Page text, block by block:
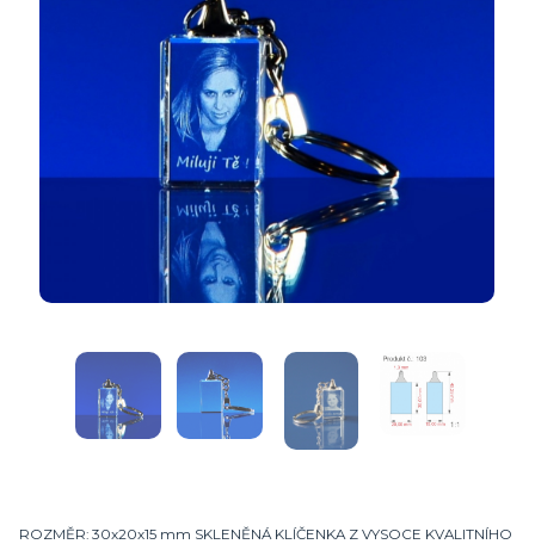
ROZMĚR: 30x20x15 mm SKLENĚNÁ KLÍČENKA Z VYSOCE KVALITNÍHO